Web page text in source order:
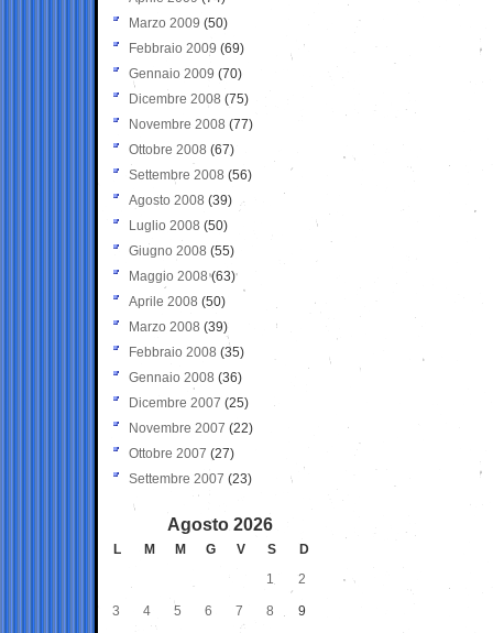
Marzo 2009 (50)
Febbraio 2009 (69)
Gennaio 2009 (70)
Dicembre 2008 (75)
Novembre 2008 (77)
Ottobre 2008 (67)
Settembre 2008 (56)
Agosto 2008 (39)
Luglio 2008 (50)
Giugno 2008 (55)
Maggio 2008(63)
Aprile 2008 (50)
Marzo 2008 (39)
Febbraio 2008 (35)
Gennaio 2008 (36)
Dicembre 2007 (25)
Novembre 2007 (22)
Ottobre 2007 (27)
Settembre 2007 (23)
Agosto 2026
L M M G V S
D
1
2
3 4 5 6 7 8 9